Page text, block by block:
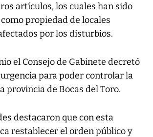
artículos, los cuales han sido
propiedad de locales
por los disturbios.
el Consejo de Gabinete decretó
para poder controlar la
provincia de Bocas del Toro.
destacaron que con esta
restablecer el orden público y